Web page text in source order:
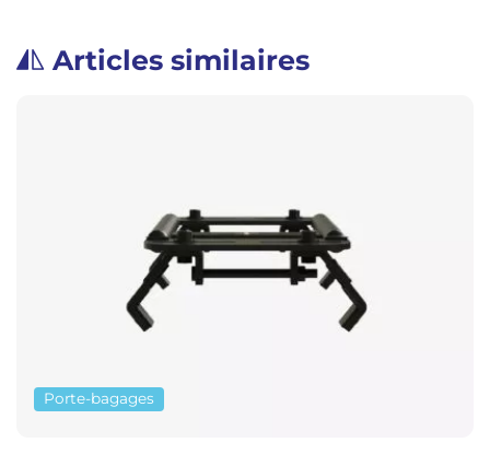
Articles similaires
Porte-bagages